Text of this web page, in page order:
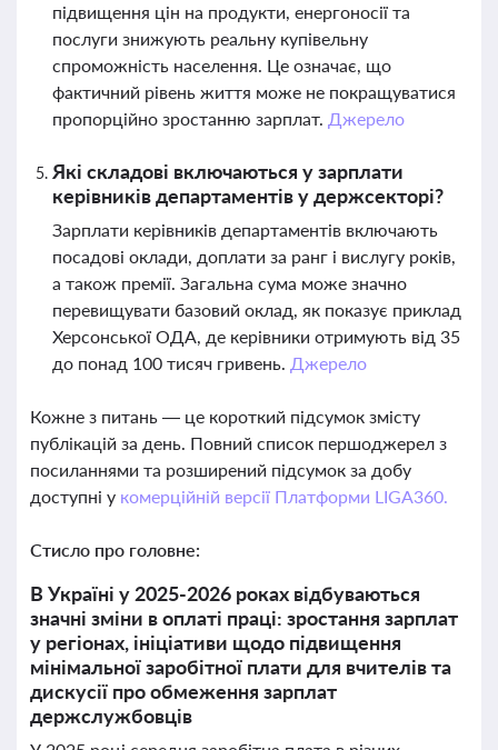
підвищення цін на продукти, енергоносії та
послуги знижують реальну купівельну
спроможність населення. Це означає, що
фактичний рівень життя може не покращуватися
пропорційно зростанню зарплат. Джерело
Які складові включаються у зарплати
керівників департаментів у держсекторі?
Зарплати керівників департаментів включають
посадові оклади, доплати за ранг і вислугу років,
а також премії. Загальна сума може значно
перевищувати базовий оклад, як показує приклад
Херсонської ОДА, де керівники отримують від 35
до понад 100 тисяч гривень. Джерело
Кожне з питань — це короткий підсумок змісту
публікацій за день. Повний список першоджерел з
посиланнями та розширений підсумок за добу
доступні у комерційній версії Платформи LIGA360.
Стисло про головне:
В Україні у 2025-2026 роках відбуваються
значні зміни в оплаті праці: зростання зарплат
у регіонах, ініціативи щодо підвищення
мінімальної заробітної плати для вчителів та
дискусії про обмеження зарплат
держслужбовців